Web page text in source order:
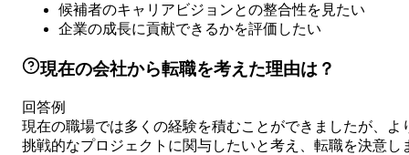
候補者のキャリアビジョンとの整合性を見たい
企業の成長に貢献できるかを評価したい
現在の会社から転職を考えた理由は？
回答例
現在の職場では多くの経験を積むことができましたが、よ
挑戦的なプロジェクトに関与したいと考え、転職を決意し